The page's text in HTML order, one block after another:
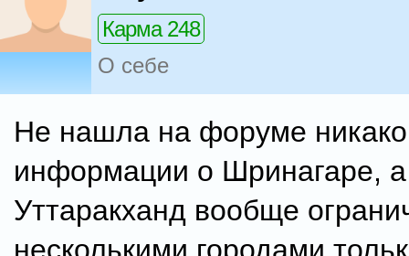
Карма 248
О себе
Не нашла на форуме
информации о Шринагаре,
Уттаракханд вообще